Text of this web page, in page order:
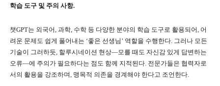
학습 도구 및 주의 사항.
챗GPT는 외국어, 과학, 수학 등 다양한 분야의 학습 도구로 활용되어, 어
려운 문제도 쉽게 풀어내는 ‘좋은 선생님’ 역할을 수행한다. 그러나 모든
기술이 그러하듯, 할루시네이션 현상—모를 때도 자신감 있게 답변하는
오류—에 주의가 필요하다는 점도 함께 지적된다. 전문가들은 협력자로
서의 활용을 강조하며, 맹목적 의존을 경계해야 한다고 조언한다.